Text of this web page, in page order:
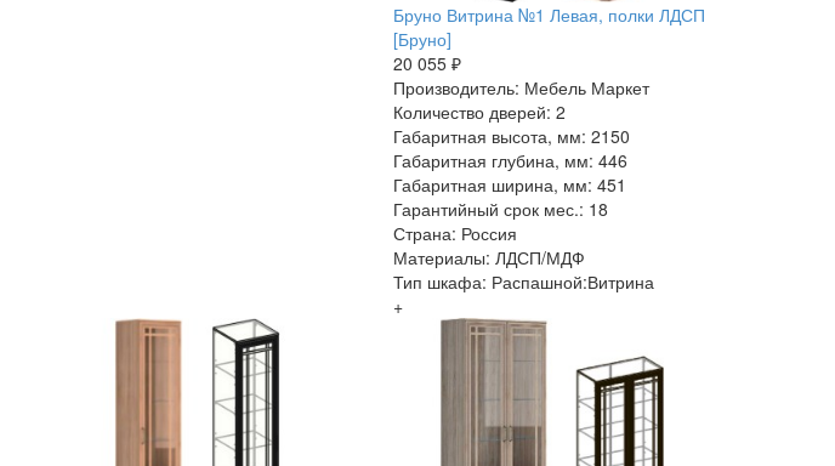
Бруно Витрина №1 Левая, полки ЛДСП
[Бруно]
20 055 ₽
Производитель: Мебель Маркет
Количество дверей: 2
Габаритная высота, мм: 2150
Габаритная глубина, мм: 446
Габаритная ширина, мм: 451
Гарантийный срок мес.: 18
Страна: Россия
Материалы: ЛДСП/МДФ
Тип шкафа: Распашной:Витрина
+